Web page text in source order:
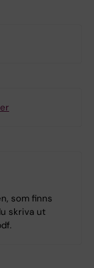
som finns
skriva ut